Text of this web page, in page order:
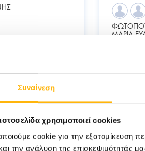
Συναίνεση
χρησιμοποιεί cookies
cookie για την εξατομίκευση
την ανάλυση της επισκεψιμότητάς
Όλα όσα
ΜΑΡΙΑ